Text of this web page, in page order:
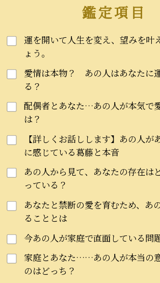
鑑定項目
運を開いて人生を変え、望みを叶
ょう。
愛情は本物？ あの人はあなたに
る？
配偶者とあなた…あの人が本気で
は？
【詳しくお話しします】あの人が
に感じている葛藤と本音
あの人から見て、あなたの存在は
っている？
あなたと禁断の愛を育むため、あ
ることとは
今あの人が家庭で直面している問
家庭とあなた……あの人が本当の
のはどっち？